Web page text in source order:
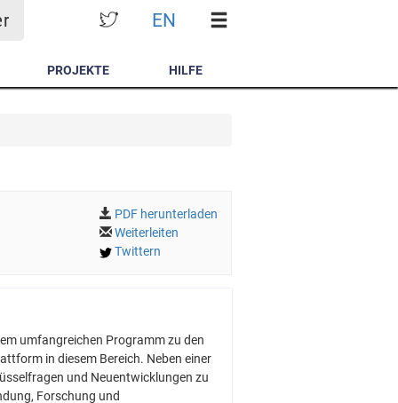
EN
PROJEKTE HILFE
PDF herunterladen
Weiterleiten
Twittern
umfangreichen Programm zu den
in diesem Bereich. Neben einer
und Neuentwicklungen zu
Forschung und